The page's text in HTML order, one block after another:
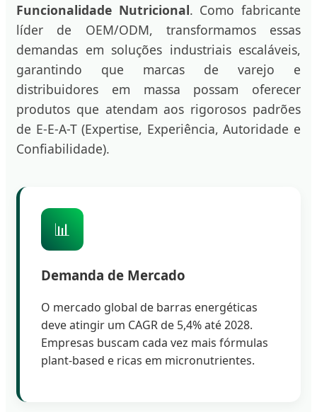
Funcionalidade Nutricional. Como fabricante
líder de OEM/ODM, transformamos essas
demandas em soluções industriais escaláveis,
garantindo que marcas de varejo e
distribuidores em massa possam oferecer
produtos que atendam aos rigorosos padrões
de E-E-A-T (Expertise, Experiência, Autoridade e
Confiabilidade).
📊
Demanda de Mercado
O mercado global de barras energéticas
deve atingir um CAGR de 5,4% até 2028.
Empresas buscam cada vez mais fórmulas
plant-based e ricas em micronutrientes.